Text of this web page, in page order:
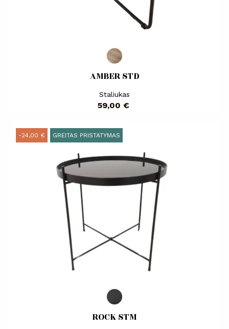
AMBER STD
Staliukas
Kaina
59,00 €
-24,00 € GREITAS PRISTATYMAS
ROCK STM